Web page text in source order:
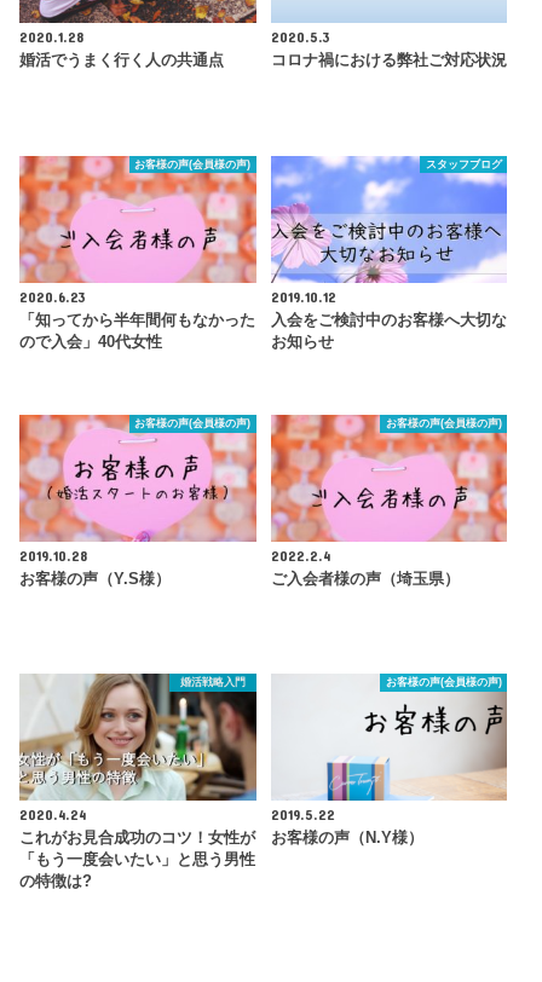
2020.1.28
婚活でうまく行く人の共通点
2020.5.3
コロナ禍における弊社ご対応状況
お客様の声(会員様の声)
2020.6.23
「知ってから半年間何もなかった
ので入会」40代女性
スタッフブログ
2019.10.12
入会をご検討中のお客様へ大切な
お知らせ
お客様の声(会員様の声)
2019.10.28
お客様の声（Y.S様）
お客様の声(会員様の声)
2022.2.4
ご入会者様の声（埼玉県）
婚活戦略入門
2020.4.24
これがお見合成功のコツ！女性が
「もう一度会いたい」と思う男性
の特徴は?
お客様の声(会員様の声)
2019.5.22
お客様の声（N.Y様）